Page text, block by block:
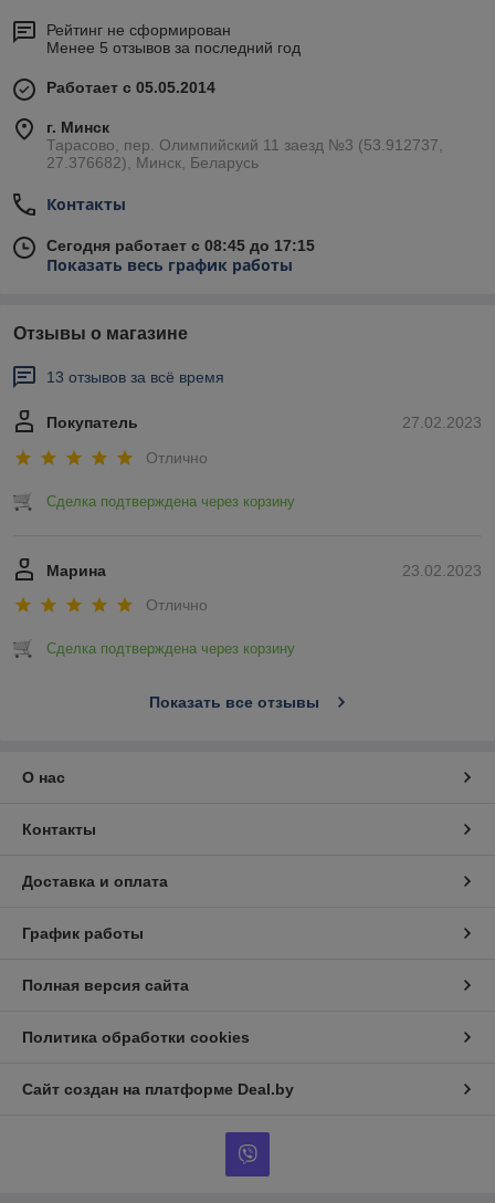
Рейтинг не сформирован
Менее 5 отзывов за последний год
Работает с 05.05.2014
г. Минск
Тарасово, пер. Олимпийский 11 заезд №3 (53.912737,
27.376682), Минск, Беларусь
Контакты
Сегодня работает с 08:45 до 17:15
Показать весь график работы
Отзывы о магазине
13 отзывов за всё время
27.02.2023
Покупатель
Отлично
Сделка подтверждена через корзину
23.02.2023
Марина
Отлично
Сделка подтверждена через корзину
Показать все отзывы
О нас
Контакты
Доставка и оплата
График работы
Полная версия сайта
Политика обработки cookies
Сайт создан на платформе Deal.by